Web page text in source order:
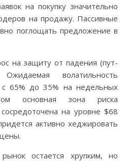
на покупку значительно
на продажу. Пассивные
поглощать предложение в
на защиту от падения (пут-
волатильность
с 65% до 35% на недельных
основная зона риска
на уровне $68
активно хеджировать
остается хрупким, но